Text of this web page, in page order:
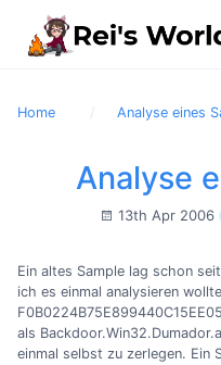
Home Analyse eines
Analyse
13th Apr 2006
Ein altes Sample lag schon
ich es einmal analysieren
als
einmal selbst zu zerlegen. Ein